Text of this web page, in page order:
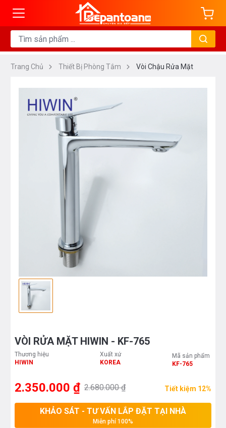
Trang Chủ Thiết Bị Phòng Tắm Vòi Chậu Rửa Mặt
VÒI RỬA MẶT HIWIN - KF-765
Thương hiệu
HIWIN
Xuất xứ
KOREA
Mã sản phẩm
KF-765
2.350.000 ₫ 2.680.000 ₫ Tiết kiệm 12%
KHẢO SÁT - TƯ VẤN LẮP ĐẶT TẠI NHÀ
Miễn phí 100%